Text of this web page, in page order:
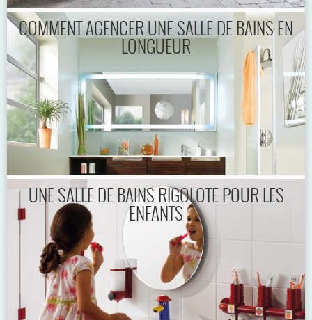
COMMENT AGENCER UNE SALLE DE BAINS EN
LONGUEUR
UNE SALLE DE BAINS RIGOLOTE POUR LES
ENFANTS